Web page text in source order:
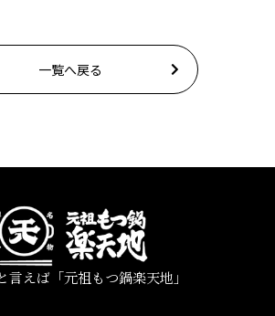
一覧へ戻る
言えば「元祖もつ鍋楽天地」